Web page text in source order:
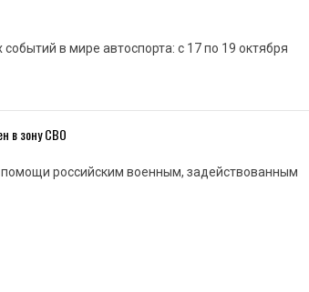
в мире автоспорта: с 17 по 19 октября
в зону СВО
российским военным, задействованным